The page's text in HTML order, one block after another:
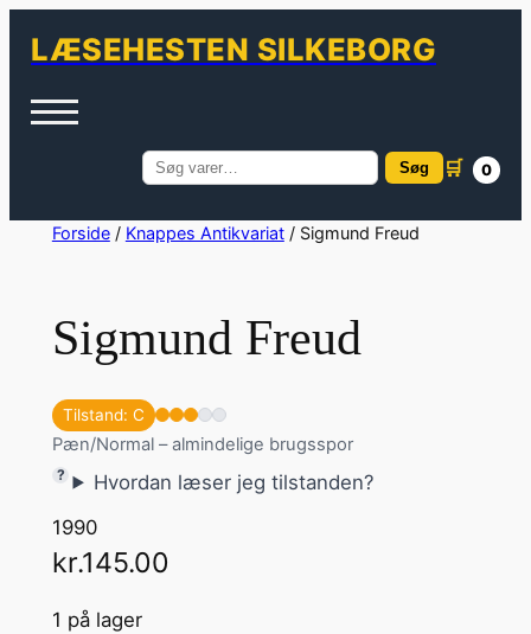
LÆSEHESTEN SILKEBORG
Søg
Søg 🛒 0
SpringForside/ Knappes Antikvariat/ Sigmund Freud
Sigmund Freud
Tilstand: C
Pæn/Normal – almindelige brugsspor
Hvordan læser jeg tilstanden?
1990
kr.145.00
1 på lager